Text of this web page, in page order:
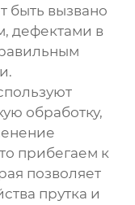
быть вызвано
дефектами в
обработку,
прибегаем к
позволяет
прутка и